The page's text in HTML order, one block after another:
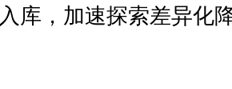
库，加速探索差异化